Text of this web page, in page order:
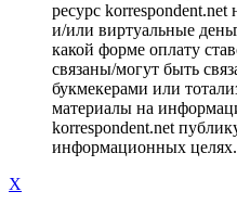
ресурс
и/или виртуальные
какой форме оплату
связаны/могут быть
букмекерами или
материалы на
korrespondent.net
информационных целях.
X